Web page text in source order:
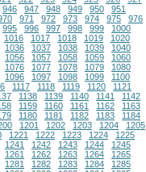
946 947 948 949 950
951
971 972 973 974 975
976
995 996 997 998 999
1000
1016 1017 1018 1019
1020
1036 1037 1038 1039
1040
1056 1057 1058 1059
1060
1076 1077 1078 1079
1080
1096 1097 1098 1099
1100
1117 1118 1119 1120
1121
1138 1139 1140 1141
1142
1159 1160 1161 1162
1163
1180 1181 1182 1183
1184
1201 1202 1203 1204
1205
1221 1222 1223 1224
1225
1241 1242 1243 1244
1245
1261 1262 1263 1264
1265
1281 1282 1283 1284
1285